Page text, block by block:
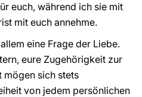
euch, während ich sie mit
mit euch annehme.
eine Frage der Liebe.
eure Zugehörigkeit zur
mögen sich stets
von jedem persönlichen